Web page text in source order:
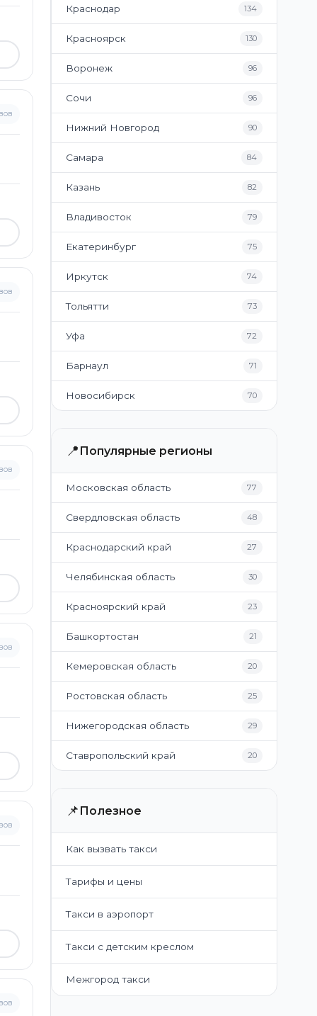
Краснодар 134
Красноярск 130
Воронеж 96
Сочи 96
Нижний Новгород 90
Самара 84
Казань 82
Владивосток 79
Екатеринбург 75
Иркутск 74
Тольятти 73
Уфа 72
Барнаул 71
Новосибирск 70
📍 Популярные регионы
Московская область 77
Свердловская область 48
Краснодарский край 27
Челябинская область 30
Красноярский край 23
Башкортостан 21
Кемеровская область 20
Ростовская область 25
Нижегородская область 29
Ставропольский край 20
📌 Полезное
Как вызвать такси
Тарифы и цены
Такси в аэропорт
Такси с детским креслом
Межгород такси